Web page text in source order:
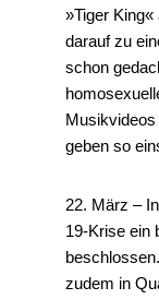
»Tiger
darauf zu
schon
Musikvideos
geben so
22. März –
19-Krise ein
zudem in